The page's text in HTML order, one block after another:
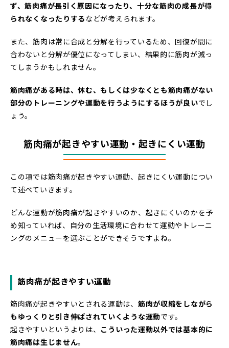
ず、筋肉痛が長引く原因になったり、十分な筋肉の成長が得
られなくなったりするなどが考えられます。
また、筋肉は常に合成と分解を行っているため、回復が間に
合わないと分解が優位になってしまい、結果的に筋肉が減っ
てしまうかもしれません。
筋肉痛がある時は、休む、もしくは少なくとも筋肉痛がない
部分のトレーニングや運動を行うようにするほうが良いでし
ょう。
筋肉痛が起きやすい運動・起きにくい運動
この項では筋肉痛が起きやすい運動、起きにくい運動につい
て述べていきます。
どんな運動が筋肉痛が起きやすいのか、起きにくいのかを予
め知っていれば、自分の生活環境に合わせて運動やトレーニ
ングのメニューを選ぶことができそうですよね。
筋肉痛が起きやすい運動
筋肉痛が起きやすいとされる運動は、 筋肉が収縮をしながら
もゆっくりと引き伸ばされていくような運動です。
起きやすいというよりは、 こういった運動以外では基本的に
筋肉痛は生じません。